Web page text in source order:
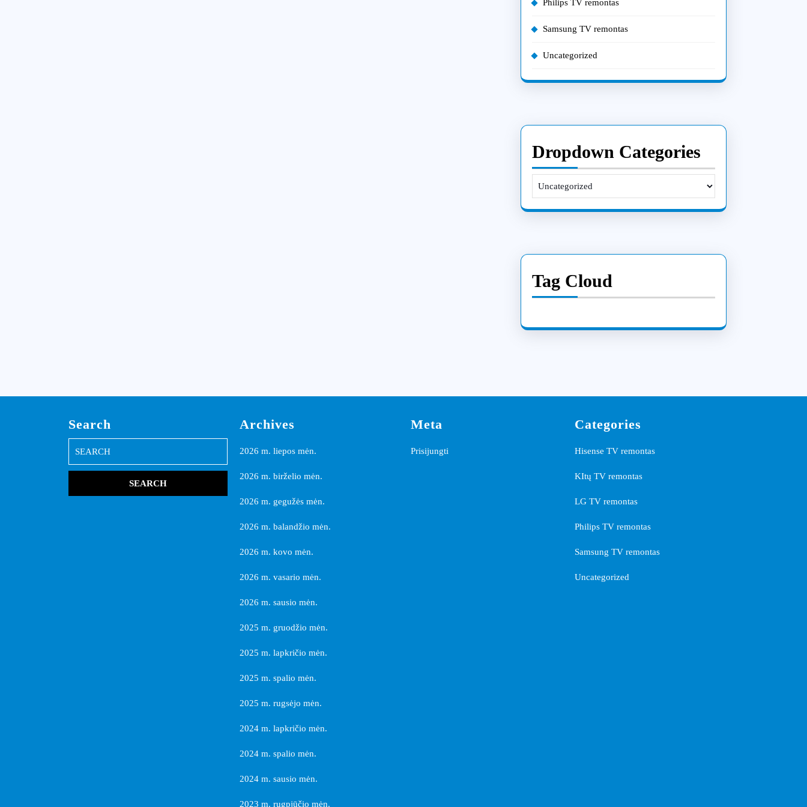
Philips TV remontas
Samsung TV remontas
Uncategorized
Dropdown Categories
Tag Cloud
Search
for:
Archives
2026 m. liepos mėn.
2026 m. birželio mėn.
2026 m. gegužės mėn.
2026 m. balandžio mėn.
2026 m. kovo mėn.
2026 m. vasario mėn.
2026 m. sausio mėn.
2025 m. gruodžio mėn.
2025 m. lapkričio mėn.
2025 m. spalio mėn.
2025 m. rugsėjo mėn.
2024 m. lapkričio mėn.
2024 m. spalio mėn.
2024 m. sausio mėn.
2023 m. rugpjūčio mėn.
Meta
Prisijungti
Categories
Hisense TV remontas
KItų TV remontas
LG TV remontas
Philips TV remontas
Samsung TV remontas
Uncategorized